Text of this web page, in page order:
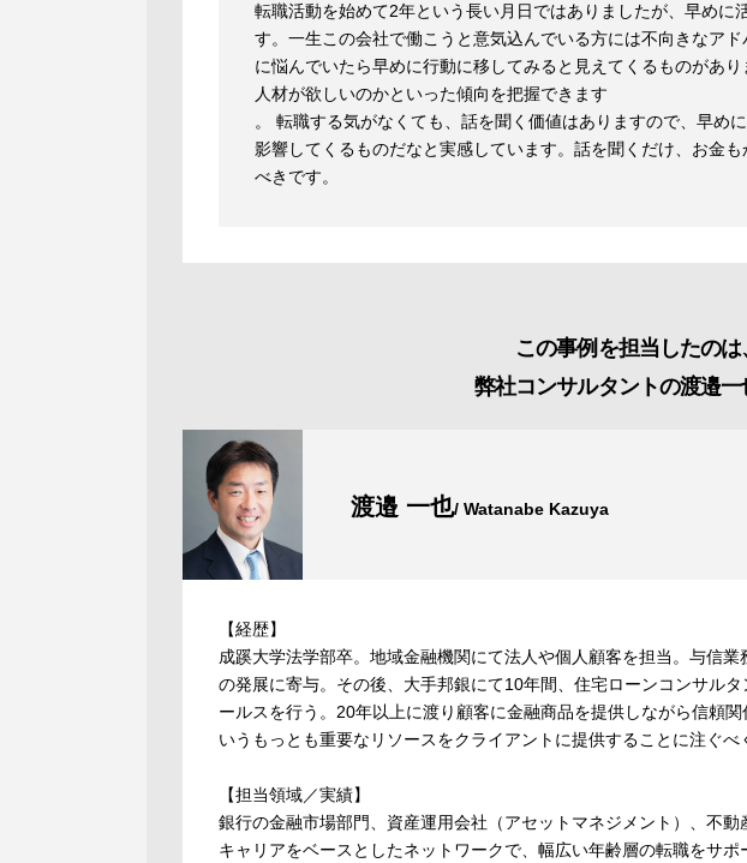
転職活動を始めて2年という長い月日ではありましたが、早めに
す。一生この会社で働こうと意気込んでいる方には不向きなア
に悩んでいたら早めに行動に移してみると見えてくるものがあ
人材が欲しいのかといった傾向を把握できます
。 転職する気がなくても、話を聞く価値はありますので、早め
影響してくるものだなと実感しています。話を聞くだけ、お金
べきです。
この事例を担当したのは
弊社コンサルタントの渡邉一
渡邉 一也/ Watanabe Kazuya
【経歴】
成蹊大学法学部卒。地域金融機関にて法人や個人顧客を担当。与信
の発展に寄与。その後、大手邦銀にて10年間、住宅ローンコンサル
ールスを行う。20年以上に渡り顧客に金融商品を提供しながら信頼
いうもっとも重要なリソースをクライアントに提供することに注ぐべ
【担当領域／実績】
銀行の金融市場部門、資産運用会社（アセットマネジメント）、不
キャリアをベースとしたネットワークで、幅広い年齢層の転職をサポ